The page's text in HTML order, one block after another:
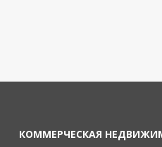
КОММЕРЧЕСКАЯ